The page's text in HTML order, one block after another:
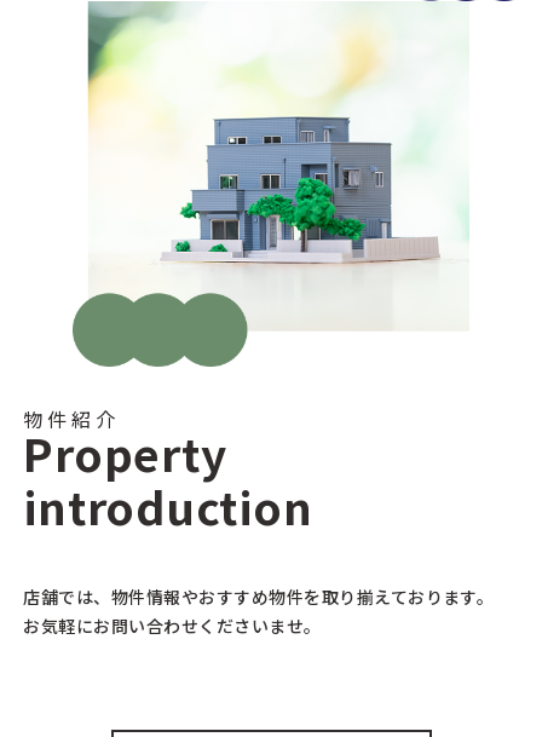
物件紹介
Property
introduction
店舗では、物件情報やおすすめ物件を取り揃えております。
お気軽にお問い合わせくださいませ。